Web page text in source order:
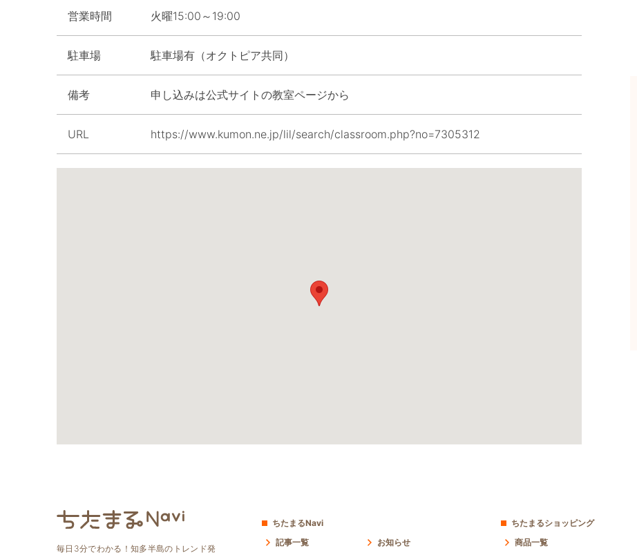
営業時間 火曜15:00～19:00
駐車場 駐車場有（オクトピア共同）
備考 申し込みは公式サイトの教室ページから
URL https://www.kumon.ne.jp/lil/search/classroom.php?no=7305312
毎日3分でわかる！知多半島のトレンド発
ちたまるNavi
記事一覧
お知らせ
ちたまるショッピング
商品一覧